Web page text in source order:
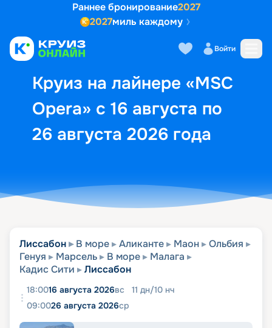
Раннее бронирование2027
2027миль каждому
Войти
Круиз на лайнере «MSC
Opera» с 16 августа по
26 августа 2026 года
Выбор кают Маршрут и
Лиссабон В море Аликанте Маон
Ольбия
Генуя
Марсель В море
Малага
Кадис Сити
Лиссабон
18:0016 августа 2026вс 11 дн/10 нч
09:0026 августа 2026ср